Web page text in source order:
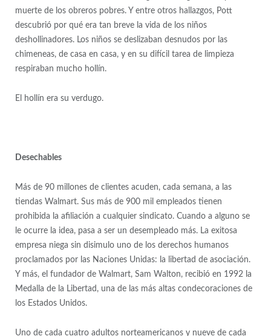
muerte de los obreros pobres. Y entre otros hallazgos, Pott
descubrió por qué era tan breve la vida de los niños
deshollinadores. Los niños se deslizaban desnudos por las
chimeneas, de casa en casa, y en su difícil tarea de limpieza
respiraban mucho hollín.
El hollín era su verdugo.
Desechables
Más de 90 millones de clientes acuden, cada semana, a las
tiendas Walmart. Sus más de 900 mil empleados tienen
prohibida la afiliación a cualquier sindicato. Cuando a alguno se
le ocurre la idea, pasa a ser un desempleado más. La exitosa
empresa niega sin disimulo uno de los derechos humanos
proclamados por las Naciones Unidas: la libertad de asociación.
Y más, el fundador de Walmart, Sam Walton, recibió en 1992 la
Medalla de la Libertad, una de las más altas condecoraciones de
los Estados Unidos.
Uno de cada cuatro adultos norteamericanos y nueve de cada